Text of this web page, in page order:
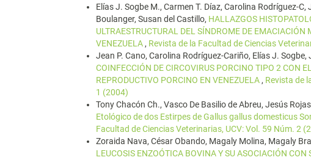
Elías J. Sogbe M., Carmen T. Díaz, Carolina Rodríguez-
Boulanger, Susan del Castillo, HALLAZGOS
ULTRAESTRUCTURAL DEL SÍNDROME DE
VENEZUELA , Revista de la Facultad de Ciencias
Jean P. Cano, Carolina Rodríguez-Cariño, Elías J.
COINFECCIÓN DE CIRCOVIRUS PORCINO TIPO 2 CON
REPRODUCTIVO PORCINO EN VENEZUELA , Revista de
1 (2004)
Tony Chacón Ch., Vasco De Basilio de Abreu, Jesús
Etológico de dos Estirpes de Gallus gallus domesticus
Facultad de Ciencias Veterinarias, UCV: Vol. 59 Núm. 2
Zoraida Nava, César Obando, Magaly Molina, Magaly
LEUCOSIS ENZOÓTICA BOVINA Y SU ASOCIACIÓN CON